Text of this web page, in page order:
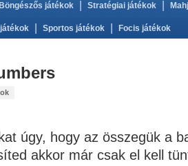
Böngészős játékok Stratégiai játékok
Sportos játékok Focis játékok
úgy, hogy az összegük a
akkor már csak el kell